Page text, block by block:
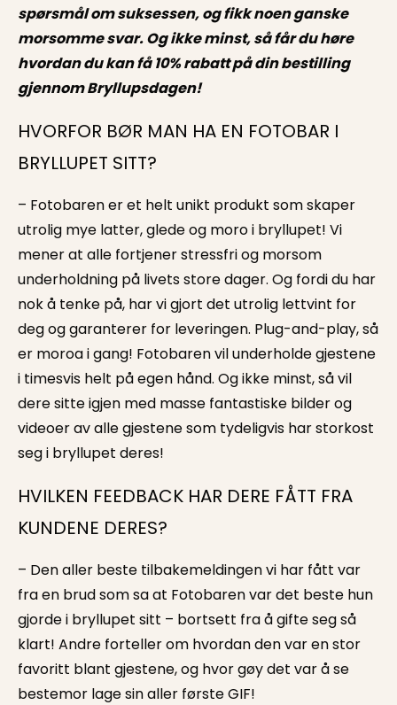
spørsmål om suksessen, og fikk noen ganske
morsomme svar. Og ikke minst, så får du høre
hvordan du kan få 10% rabatt på din bestilling
gjennom Bryllupsdagen!
HVORFOR BØR MAN HA EN FOTOBAR I
BRYLLUPET SITT?
– Fotobaren er et helt unikt produkt som skaper
utrolig mye latter, glede og moro i bryllupet! Vi
mener at alle fortjener stressfri og morsom
underholdning på livets store dager. Og fordi du har
nok å tenke på, har vi gjort det utrolig lettvint for
deg og garanterer for leveringen. Plug-and-play, så
er moroa i gang! Fotobaren vil underholde gjestene
i timesvis helt på egen hånd. Og ikke minst, så vil
dere sitte igjen med masse fantastiske bilder og
videoer av alle gjestene som tydeligvis har storkost
seg i bryllupet deres!
HVILKEN FEEDBACK HAR DERE FÅTT FRA
KUNDENE DERES?
– Den aller beste tilbakemeldingen vi har fått var
fra en brud som sa at Fotobaren var det beste hun
gjorde i bryllupet sitt – bortsett fra å gifte seg så
klart! Andre forteller om hvordan den var en stor
favoritt blant gjestene, og hvor gøy det var å se
bestemor lage sin aller første GIF!